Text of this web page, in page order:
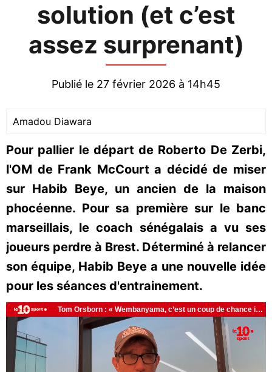
solution (et c’est
assez surprenant)
Publié le 27 février 2026 à 14h45
Amadou Diawara
Pour pallier le départ de Roberto De Zerbi,
l'OM de Frank McCourt a décidé de miser
sur Habib Beye, un ancien de la maison
phocéenne. Pour sa première sur le banc
marseillais, le coach sénégalais a vu ses
joueurs perdre à Brest. Déterminé à relancer
son équipe, Habib Beye a une nouvelle idée
pour les séances d'entrainement.